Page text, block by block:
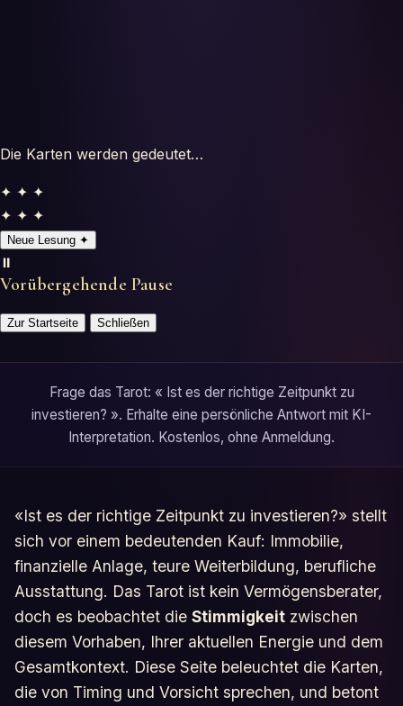
Die Karten werden gedeutet…
✦ ✦ ✦
✦ ✦ ✦
Neue Lesung ✦
⏸️
Vorübergehende Pause
Zur Startseite Schließen
Frage das Tarot: « Ist es der richtige Zeitpunkt zu
investieren? ». Erhalte eine persönliche Antwort mit KI-
Interpretation. Kostenlos, ohne Anmeldung.
«Ist es der richtige Zeitpunkt zu investieren?» stellt
sich vor einem bedeutenden Kauf: Immobilie,
finanzielle Anlage, teure Weiterbildung, berufliche
Ausstattung. Das Tarot ist kein Vermögensberater,
doch es beobachtet die Stimmigkeit zwischen
diesem Vorhaben, Ihrer aktuellen Energie und dem
Gesamtkontext. Diese Seite beleuchtet die Karten,
die von Timing und Vorsicht sprechen, und betont